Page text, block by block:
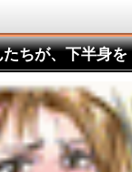
ちが、下半身を